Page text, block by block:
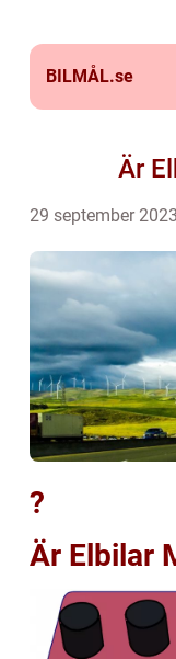
BILMÅL.se
Är
29 september 2023
?
Är Elbilar